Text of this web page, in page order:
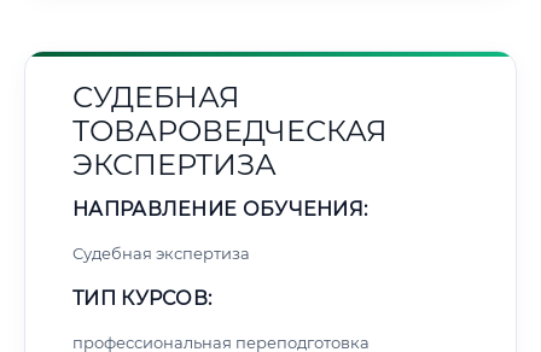
СУДЕБНАЯ
ТОВАРОВЕДЧЕСКАЯ
ЭКСПЕРТИЗА
НАПРАВЛЕНИЕ ОБУЧЕНИЯ:
Судебная экспертиза
ТИП КУРСОВ:
профессиональная переподготовка